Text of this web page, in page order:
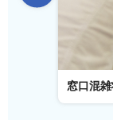
窓口混